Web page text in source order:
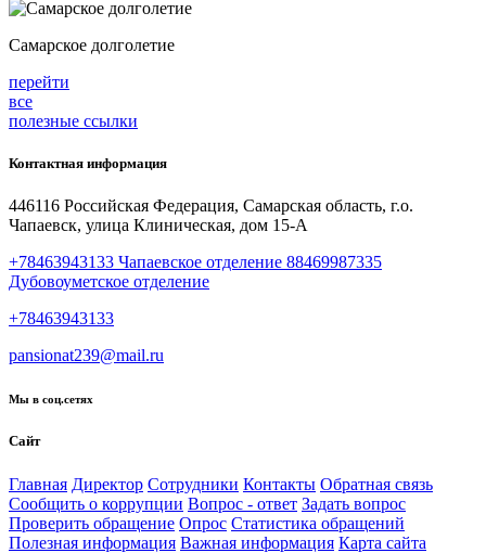
Самарское долголетие
перейти
все
полезные ссылки
Контактная информация
446116 Российская Федерация, Самарская область, г.о.
Чапаевск, улица Клиническая, дом 15-А
+78463943133 Чапаевское отделение 88469987335
Дубовоуметское отделение
+78463943133
pansionat239@mail.ru
Мы в соц.сетях
Сайт
Главная Директор Сотрудники Контакты Обратная связь
Сообщить о коррупции Вопрос - ответ Задать вопрос
Проверить обращение Опрос Статистика обращений
Полезная информация Важная информация Карта сайта